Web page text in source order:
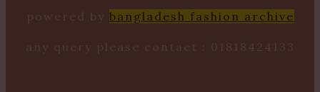
bangladesh fashion archive